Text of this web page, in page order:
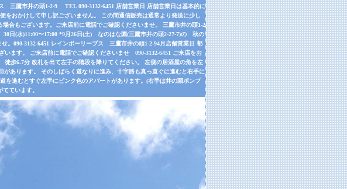
三鷹市井の頭1-2-9 TEL 090-3132-6451 店舗営業日 店舗営業日は基本的に
おかけして申し訳ございません。 この間通信販売は通常より発送に少し
合もございます。ご来店前に電話でご確認くださいませ。 三鷹市井の頭1-2
)11:00〜17:00 *9月26日(土) なのはな園(三鷹市井の頭2-27-7)の 秋の
。090-3132-6451 レインボーリーブス 三鷹市井の頭1-2-94月店舗営業日 都
います。 ご来店前に電話でご確認くださいませ 090-3132-6451 ご来店をお
歩6.7分 改札を出て左手の階段を降りてください。 左側の居酒屋の角を左
あります。 そのしばらく道なりに進み、十字路も真っ直ぐに進むと右手に
を進むとすぐ左手にピンク色のアパートがあります。(右手は井の頭ポンプ
ています。